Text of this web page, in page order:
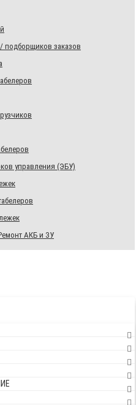
подборщиков заказов
управления (ЭБУ)
АКБ и ЗУ